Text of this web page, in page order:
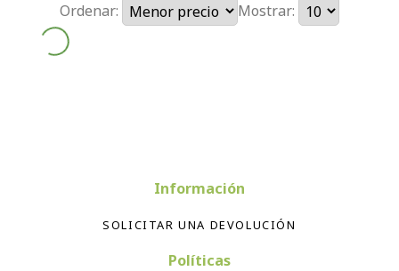
Ordenar: Mostrar:
Información
SOLICITAR UNA DEVOLUCIÓN
Políticas